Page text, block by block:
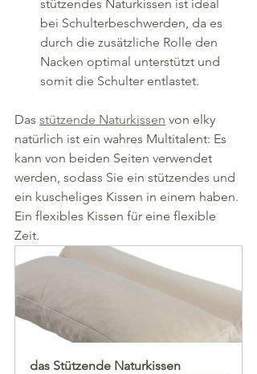
stützendes Naturkissen ist ideal
bei Schulterbeschwerden, da es
durch die zusätzliche Rolle den
Nacken optimal unterstützt und
somit die Schulter entlastet.
Das stützende Naturkissen von elky
natürlich ist ein wahres Multitalent: Es
kann von beiden Seiten verwendet
werden, sodass Sie ein stützendes und
ein kuscheliges Kissen in einem haben.
Ein flexibles Kissen für eine flexible
Zeit.
das Stützende Naturkissen